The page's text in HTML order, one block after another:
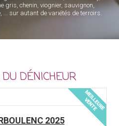
gris, chenin, viognier, sauvignon,
sur autant de variétés de terroirs.
DÉNICHEUR
2025